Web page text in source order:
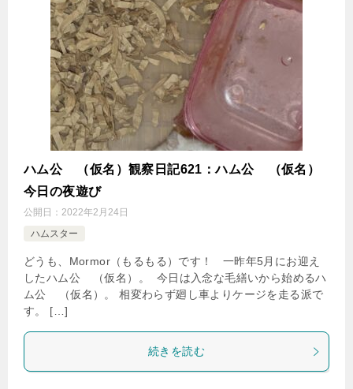
ハム公 （仮名）観察日記621：ハム公
（仮名）
今日の夜遊び
公開日： 2022年2月24日
ハムスター
どうも、Mormor（もるもる）です！ 一昨年5月にお迎え
したハム公
（仮名）。 今日は入念な毛繕いから始めるハ
ム公
（仮名）。 相変わらず廻し車よりケージを走る派で
す。 […]
続きを読む